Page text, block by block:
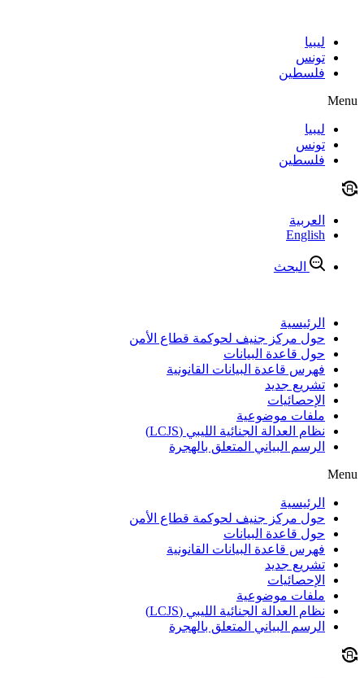
contentليبيا
تونس
فلسطين
Menu
ليبيا
تونس
فلسطين
العربية
English
البحث
الرئيسية
حول مركز جنيف لحوكمة قطاع الأمن
حول قاعدة البيانات
فهرس قاعدة البيانات القانونية
تشريع جديد
الإحصائيات
ملفات موضوعية
نظام العدالة الجنائية الليبي (LCJS)
الرسم البياني المتعلق بالهجرة
Menu
الرئيسية
حول مركز جنيف لحوكمة قطاع الأمن
حول قاعدة البيانات
فهرس قاعدة البيانات القانونية
تشريع جديد
الإحصائيات
ملفات موضوعية
نظام العدالة الجنائية الليبي (LCJS)
الرسم البياني المتعلق بالهجرة